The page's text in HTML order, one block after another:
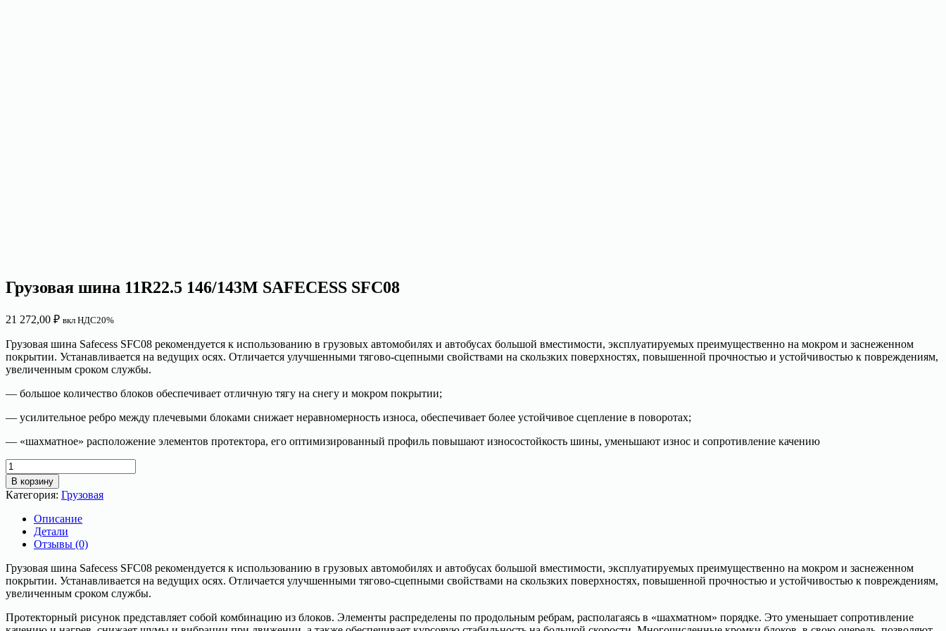
Грузовая шина 11R22.5 146/143M SAFECESS SFC08
21 272,00 ₽ вкл НДС20%
Грузовая шина Safecess SFC08 рекомендуется к использованию в грузовых автомобилях и автобусах большой вместимости, эксплуатируемых преимущественно на мокром и заснеженном
покрытии. Устанавливается на ведущих осях. Отличается улучшенными тягово-сцепными свойствами на скользких поверхностях, повышенной прочностью и устойчивостью к повреждениям,
увеличенным сроком службы.
— большое количество блоков обеспечивает отличную тягу на снегу и мокром покрытии;
— усилительное ребро между плечевыми блоками снижает неравномерность износа, обеспечивает более устойчивое сцепление в поворотах;
— «шахматное» расположение элементов протектора, его оптимизированный профиль повышают износостойкость шины, уменьшают износ и сопротивление качению
Количество
товара
Грузовая
шина
11R22.5
146/143M
SAFECESS
SFC08
В корзину
Категория: Грузовая
Описание
Детали
Отзывы (0)
Грузовая шина Safecess SFC08 рекомендуется к использованию в грузовых автомобилях и автобусах большой вместимости, эксплуатируемых преимущественно на мокром и заснеженном
покрытии. Устанавливается на ведущих осях. Отличается улучшенными тягово-сцепными свойствами на скользких поверхностях, повышенной прочностью и устойчивостью к повреждениям,
увеличенным сроком службы.
Протекторный рисунок представляет собой комбинацию из блоков. Элементы распределены по продольным ребрам, располагаясь в «шахматном» порядке. Это уменьшает сопротивление